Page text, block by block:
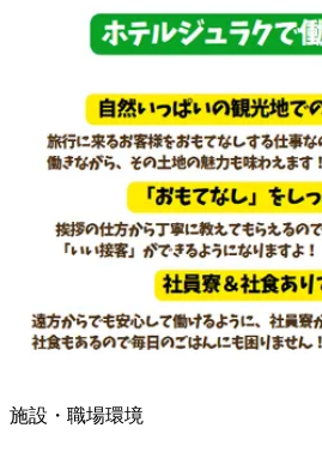
施設・職場環境